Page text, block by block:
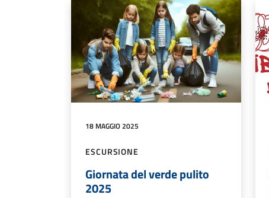
18 MAGGIO 2025
ESCURSIONE
Giornata del verde pulito
2025